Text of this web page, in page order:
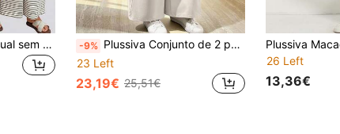
Plussiva Macacão casual sem mangas de perna larga com design de botões e riscas para mulher grávida de tamanho grande -9% Plussiva Conjunto de 2 peças para gestantes plus size, cor sólida, com blusa de manga comprida com ombros assimétricos e calças pantalonas com cintura ajustável.
23 Left
23,19€ 25,51€
26 Left
13,36€